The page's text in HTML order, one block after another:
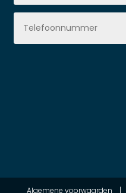
Algemene voorwaarden |